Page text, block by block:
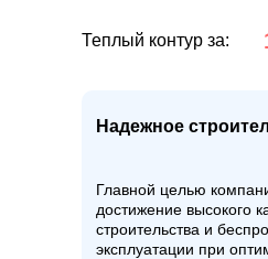
Надежное
Главной целью
достижение высокого
строительства и
эксплуатации при
Теплый контур за: